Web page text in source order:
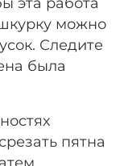
можно
Следите
была
пятна